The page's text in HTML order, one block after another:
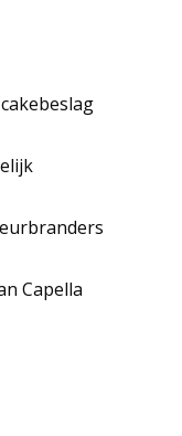
Capella